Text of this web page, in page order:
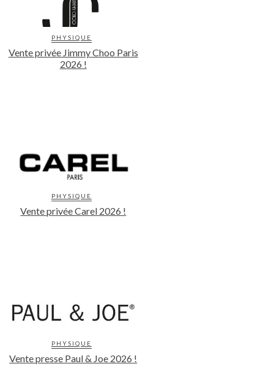
PHYSIQUE
Vente privée Jimmy Choo Paris
2026 !
PHYSIQUE
Vente privée Carel 2026 !
PHYSIQUE
Vente presse Paul & Joe 2026 !